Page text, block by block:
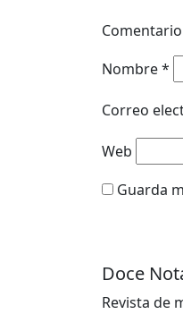
Comentario
Nombre*
Correo
Web
Guarda
Doce
Revista de